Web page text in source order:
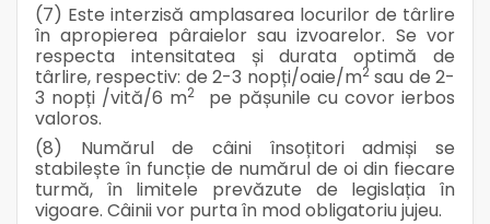
(7) Este interzisă amplasarea locurilor de târlire
în apropierea pâraielor sau izvoarelor. Se vor
respecta intensitatea și durata optimă de
târlire, respectiv: de 2-3 nopți/oaie/m2sau de 2-
3 nopți /vită/6 m2
pe pășunile cu covor ierbos
valoros.
(8) Numărul de câini însoțitori admiși se
stabilește în funcție de numărul de oi din fiecare
turmă, în limitele prevăzute de legislația în
vigoare. Câinii vor purta în mod obligatoriu jujeu.